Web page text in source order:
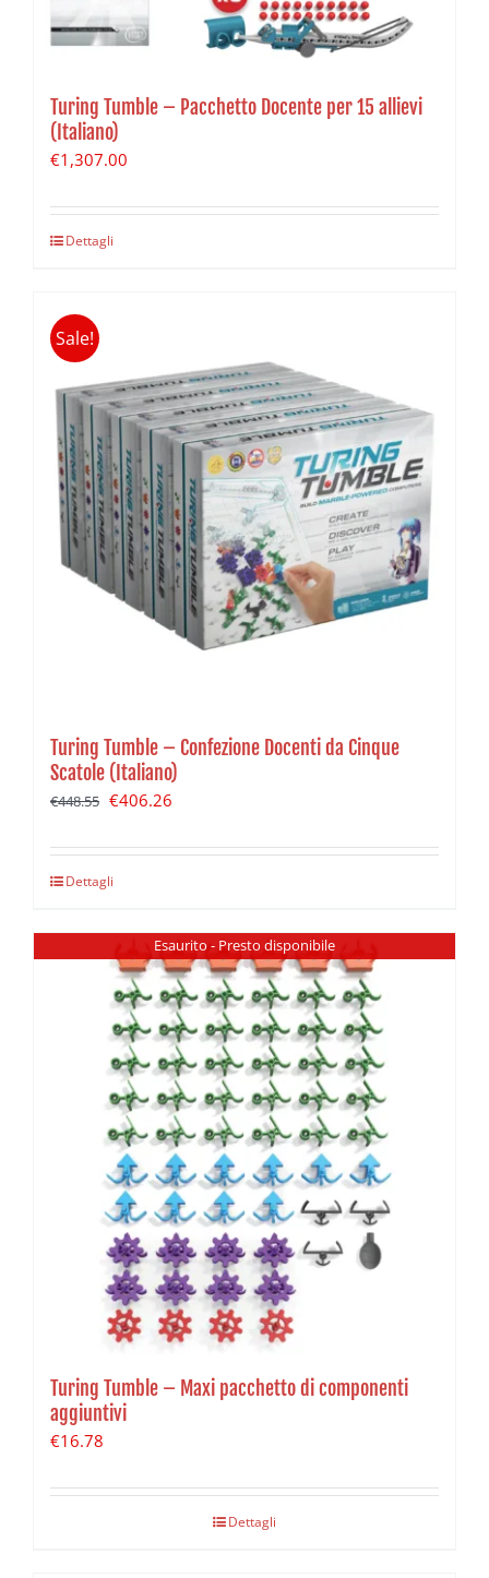
Turing Tumble – Pacchetto Docente per 15 allievi
(Italiano)
€1,307.00
Dettagli
Sale!
Turing Tumble – Confezione Docenti da Cinque
Scatole (Italiano)
€448.55 Il
originale
era:
€406.26
attuale
Dettagli
Esaurito - Presto disponibile
Turing Tumble – Maxi pacchetto di componenti
aggiuntivi
€16.78
Dettagli